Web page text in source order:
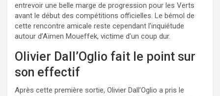
entrevoir une belle marge de progression pour les Verts
avant le début des compétitions officielles. Le bémol de
cette rencontre amicale reste cependant l’inquiétude
autour d’Aïmen Moueffek, victime d’un coup dur.
Olivier Dall’Oglio fait le point sur
son effectif
Après cette première sortie, Olivier Dall’Oglio a pris le